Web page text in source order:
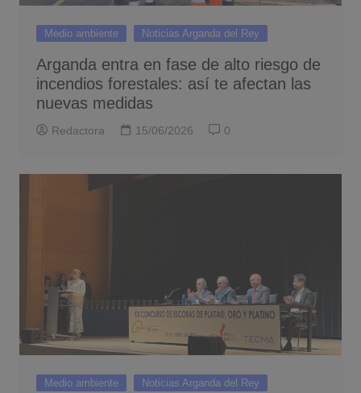
Medio ambiente Noticias Arganda del Rey
Arganda entra en fase de alto riesgo de
incendios forestales: así te afectan las
nuevas medidas
Redactora 15/06/2026 0
Medio ambiente Noticias Arganda del Rey